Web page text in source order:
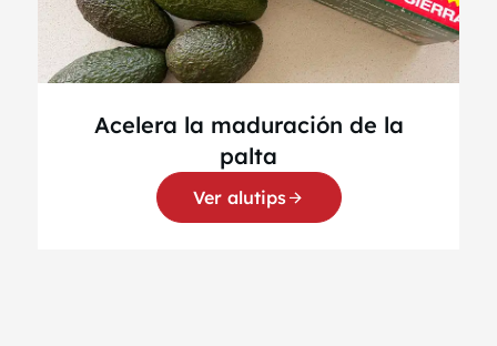
Acelera la maduración de la
palta
Ver alutips